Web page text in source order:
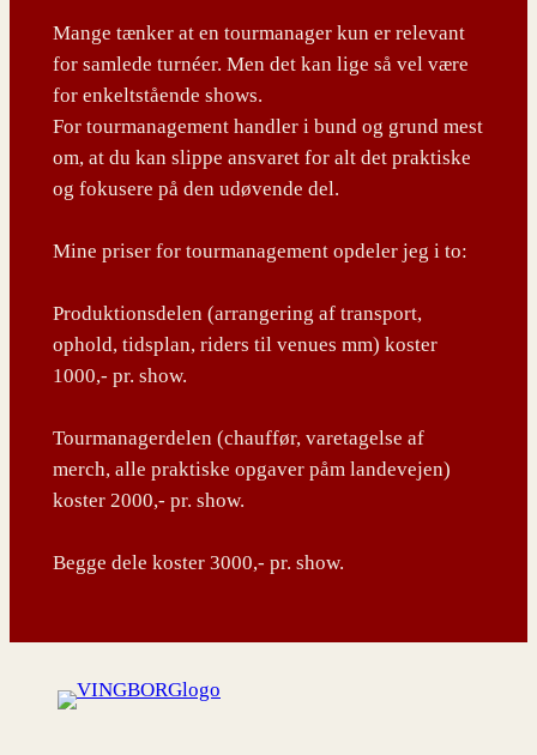
Mange tænker at en tourmanager kun er relevant
for samlede turnéer. Men det kan lige så vel være
for enkeltstående shows.
For tourmanagement handler i bund og grund mest
om, at du kan slippe ansvaret for alt det praktiske
og fokusere på den udøvende del.
Mine priser for tourmanagement opdeler jeg i to:
Produktionsdelen (arrangering af transport,
ophold, tidsplan, riders til venues mm) koster
1000,- pr. show.
Tourmanagerdelen (chauffør, varetagelse af
merch, alle praktiske opgaver påm landevejen)
koster 2000,- pr. show.
Begge dele koster 3000,- pr. show.